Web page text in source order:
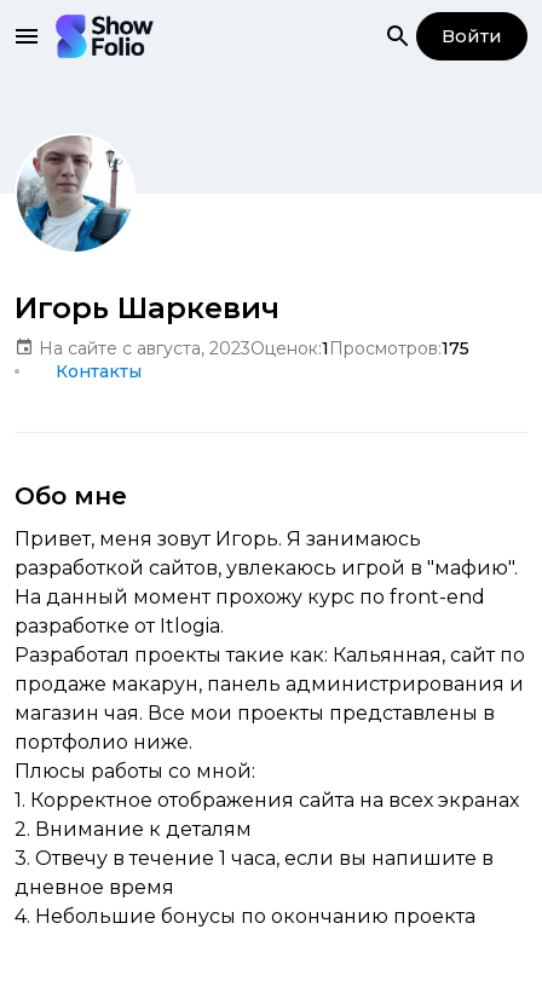
Войти
Игорь Шаркевич
На сайте с августа, 2023Оценок:1Просмотров:175
Контакты
Обо мне
Привет, меня зовут Игорь. Я занимаюсь
разработкой сайтов, увлекаюсь игрой в "мафию".
На данный момент прохожу курс по front-end
разработке от Itlogia.
Разработал проекты такие как: Кальянная, сайт по
продаже макарун, панель администрирования и
магазин чая. Все мои проекты представлены в
портфолио ниже.
Плюсы работы со мной:
1. Корректное отображения сайта на всех экранах
2. Внимание к деталям
3. Отвечу в течение 1 часа, если вы напишите в
дневное время
4. Небольшие бонусы по окончанию проекта